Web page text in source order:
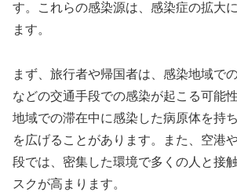
す。これらの感染源は、感染症の拡大
ます。
まず、旅行者や帰国者は、感染地域で
などの交通手段での感染が起こる可能
地域での滞在中に感染した病原体を持
を広げることがあります。また、空港
段では、密集した環境で多くの人と接
スクが高まります。